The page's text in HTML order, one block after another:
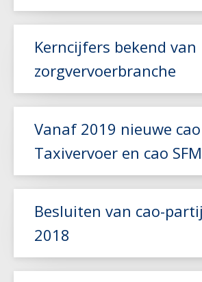
Lees meer
Kerncijfers bekend van
zorgvervoerbranche
Lees meer
Vanaf 2019 nieuwe cao
Taxivervoer en cao SFM
Besluiten van cao-
2018